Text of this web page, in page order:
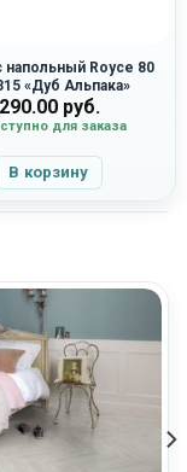
напольный Royce 80
«Дуб Альпака»
290.00руб.
для заказа
В корзину